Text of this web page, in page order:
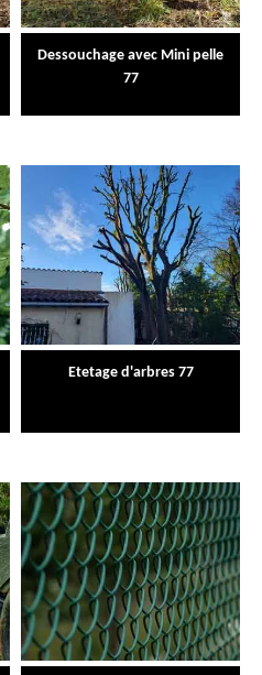
Dessouchage avec Mini pelle
77
Etetage d'arbres 77